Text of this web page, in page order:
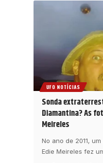
UFO NOTÍCIAS
Sonda
Diamantina? As
Meireles
No ano de 2011,
Edie Meireles fez